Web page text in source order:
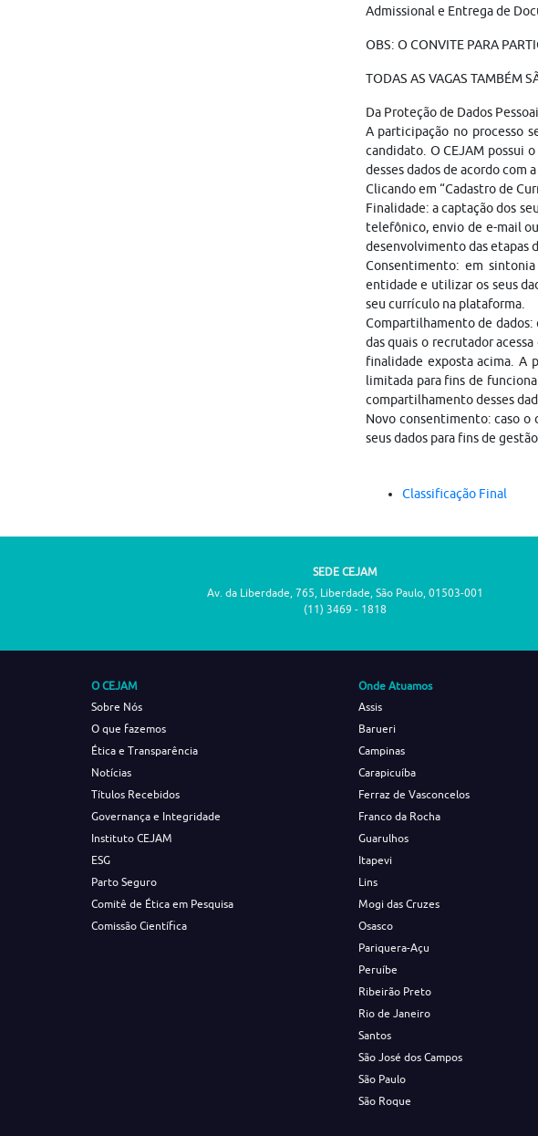
Admissional e Entrega de
OBS: O CONVITE PARA
TODAS AS VAGAS TAMBÉM
Da Proteção de Dados
A participação no processo
candidato. O CEJAM possui
desses dados de acordo com
Clicando em “Cadastro de
Finalidade: a captação dos
telefônico, envio de e-mail
desenvolvimento das etapas
Consentimento: em
entidade e utilizar os seus
seu currículo na plataforma.
Compartilhamento de dados:
das quais o recrutador
finalidade exposta acima. A
limitada para fins de
compartilhamento desses
Novo consentimento: caso o
seus dados para fins de
Classificação Final
SEDE CEJAM
Av. da Liberdade, 765, Liberdade, São Paulo, 01503-001
(11) 3469 - 1818
O CEJAM
Sobre Nós
O que fazemos
Ética e Transparência
Notícias
Títulos Recebidos
Governança e Integridade
Instituto CEJAM
ESG
Parto Seguro
Comitê de Ética em Pesquisa
Comissão Científica
Onde Atuamos
Assis
Barueri
Campinas
Carapicuíba
Ferraz de Vasconcelos
Franco da Rocha
Guarulhos
Itapevi
Lins
Mogi das Cruzes
Osasco
Pariquera-Açu
Peruíbe
Ribeirão Preto
Rio de Janeiro
Santos
São José dos Campos
São Paulo
São Roque